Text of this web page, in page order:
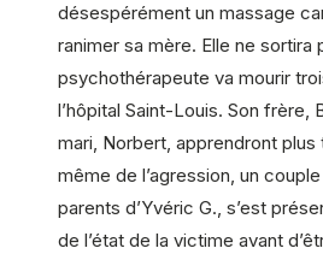
désespérément un massage
ranimer sa mère. Elle ne sortira
psychothérapeute va mourir
l’hôpital Saint-Louis. Son frère,
mari, Norbert, apprendront plus
même de l’agression, un
parents d’Yvéric G., s’est
de l’état de la victime avant